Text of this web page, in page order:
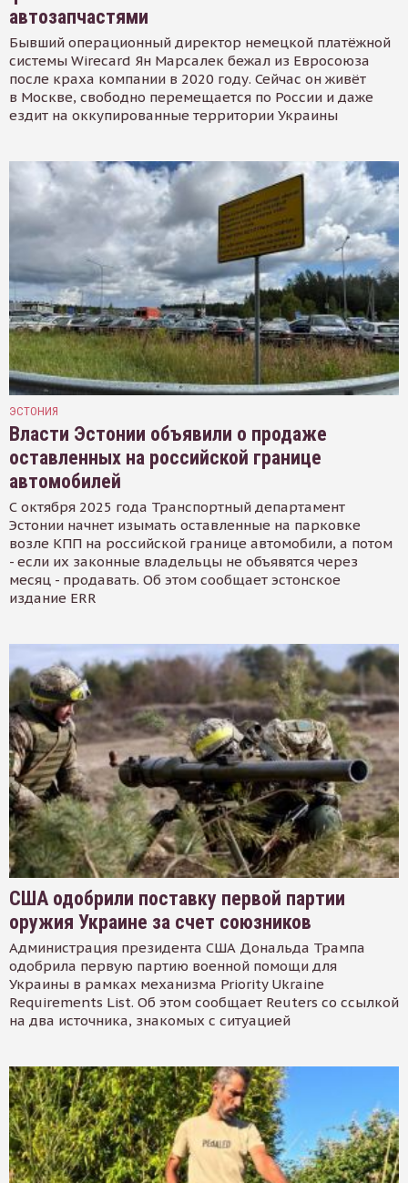
автозапчастями
Бывший операционный директор немецкой платёжной
системы Wirecard Ян Марсалек бежал из Евросоюза
после краха компании в 2020 году. Сейчас он живёт
в Москве, свободно перемещается по России и даже
ездит на оккупированные территории Украины
ЭСТОНИЯ
Власти Эстонии объявили о продаже
оставленных на российской границе
автомобилей
С октября 2025 года Транспортный департамент
Эстонии начнет изымать оставленные на парковке
возле КПП на российской границе автомобили, а потом
- если их законные владельцы не объявятся через
месяц - продавать. Об этом сообщает эстонское
издание ERR
США одобрили поставку первой партии
оружия Украине за счет союзников
Администрация президента США Дональда Трампа
одобрила первую партию военной помощи для
Украины в рамках механизма Priority Ukraine
Requirements List. Об этом сообщает Reuters со ссылкой
на два источника, знакомых с ситуацией